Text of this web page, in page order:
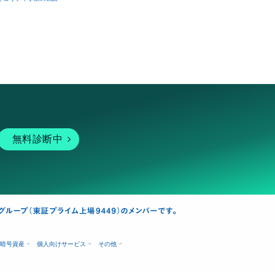
無料診断中
暗号資産 個人向けサービス その他